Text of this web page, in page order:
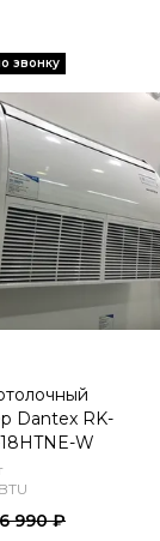
Dantex RK-
W
990 ₽